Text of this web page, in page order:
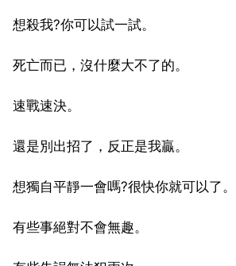
想殺我?你可以試一試。
死亡而已，沒什麼大不了的。
速戰速決。
還是別出招了，反正是我贏。
想獨自平靜一會嗎?很快你就可以了。
有些事絕對不會無趣。